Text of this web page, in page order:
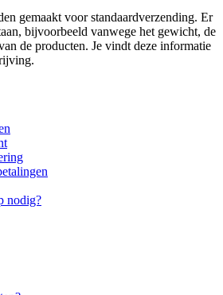
gemaakt voor standaardverzending. Er
bijvoorbeeld vanwege het gewicht, de
de producten. Je vindt deze informatie
nodig?